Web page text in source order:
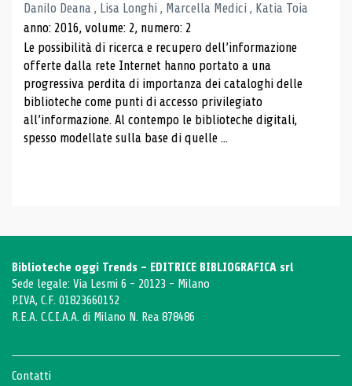
Danilo Deana , Lisa Longhi , Marcella Medici , Katia Toia
anno: 2016, volume: 2, numero: 2
Le possibilità di ricerca e recupero dell’informazione
offerte dalla rete Internet hanno portato a una
progressiva perdita di importanza dei cataloghi delle
biblioteche come punti di accesso privilegiato
all’informazione. Al contempo le biblioteche digitali,
spesso modellate sulla base di quelle ...
Biblioteche oggi Trends - EDITRICE BIBLIOGRAFICA srl
Sede legale: Via Lesmi 6 - 20123 - Milano
P.IVA, C.F. 01823660152
R.E.A. C.C.I.A.A. di Milano N. Rea 878486
Contatti